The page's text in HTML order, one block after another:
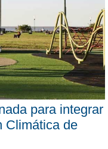
para integrar
Climática de